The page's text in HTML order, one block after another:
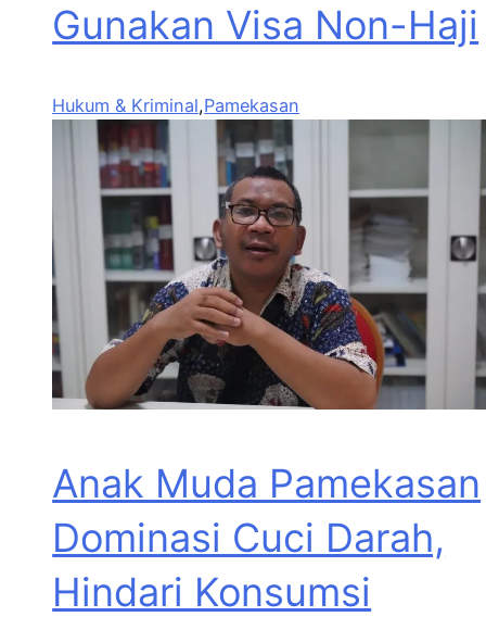
Gunakan Visa Non-Haji
Hukum & Kriminal,Pamekasan
Anak Muda Pamekasan
Dominasi Cuci Darah,
Hindari Konsumsi